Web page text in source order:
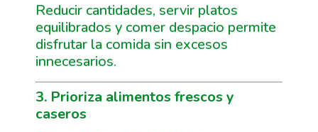
Reducir cantidades, servir platos
equilibrados y comer despacio permite
disfrutar la comida sin excesos
innecesarios.
3. Prioriza alimentos frescos y
caseros